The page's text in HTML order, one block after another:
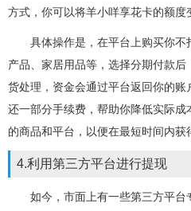
方式，你可以将羊小咩享花卡的额度
具体操作是，在平台上购买你
产品、家居用品等，选择分期付款
货处理，资金会通过平台返回你的
还一部分手续费，帮助你降低实际
的商品和平台，以便在最短时间内获
4.利用第三方平台进行提现
如今，市面上有一些第三方平